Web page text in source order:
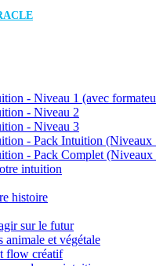
- Niveau 1 (avec
- Niveau 2
- Niveau 3
- Pack Intuition (Niveaux
- Pack Complet (Niveaux
intuition
histoire
sur le futur
et végétale
flow créatif